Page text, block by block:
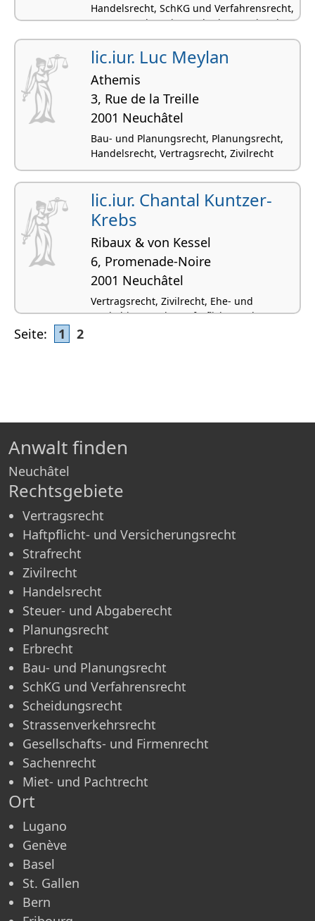
Handelsrecht, SchKG und Verfahrensrecht,
Vertragsrecht, Privatrecht (international),
Internationales Recht
lic.iur. Luc Meylan
Athemis
3, Rue de la Treille
2001 Neuchâtel
Bau- und Planungsrecht, Planungsrecht,
Handelsrecht, Vertragsrecht, Zivilrecht
lic.iur. Chantal Kuntzer-
Krebs
Ribaux & von Kessel
6, Promenade-Noire
2001 Neuchâtel
Vertragsrecht, Zivilrecht, Ehe- und
Konkubinatsrecht, Haftpflicht- und
Seite: 1 2
Anwalt finden
Neuchâtel
Rechtsgebiete
Vertragsrecht
Haftpflicht- und Versicherungsrecht
Strafrecht
Zivilrecht
Handelsrecht
Steuer- und Abgaberecht
Planungsrecht
Erbrecht
Bau- und Planungsrecht
SchKG und Verfahrensrecht
Scheidungsrecht
Strassenverkehrsrecht
Gesellschafts- und Firmenrecht
Sachenrecht
Miet- und Pachtrecht
Ort
Lugano
Genève
Basel
St. Gallen
Bern